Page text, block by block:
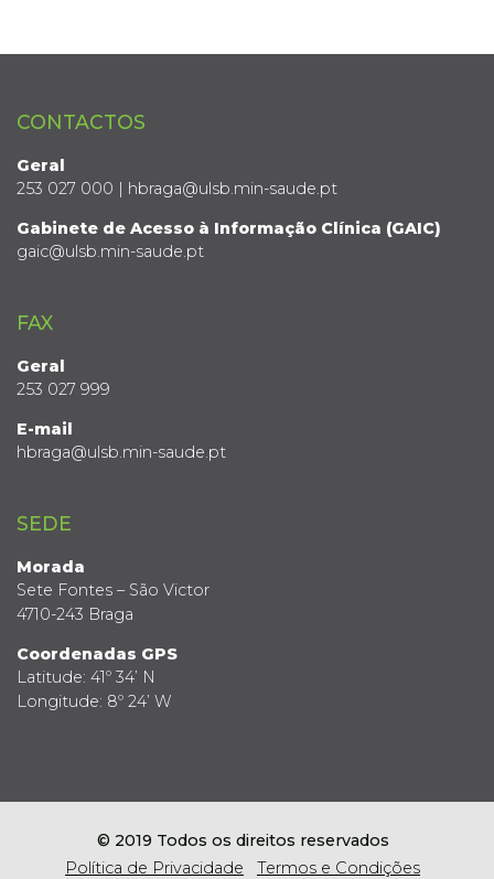
CONTACTOS
Geral
253 027 000 | hbraga@ulsb.min-saude.pt
Gabinete de Acesso à Informação Clínica (GAIC)
gaic@ulsb.min-saude.pt
FAX
Geral
253 027 999
E-mail
hbraga@ulsb.min-saude.pt
SEDE
Morada
Sete Fontes – São Victor
4710-243 Braga
Coordenadas GPS
Latitude: 41º 34’ N
Longitude: 8º 24’ W
© 2019 Todos os direitos reservados
Política de Privacidade
Termos e Condições